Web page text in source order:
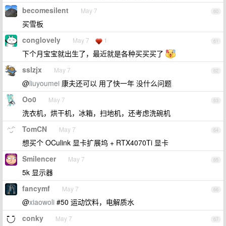
60
becomesilent May 7
买雪板
61
conglovely May 7 1
下个月宝宝就出生了，最近就是各种买买买了
62
sslzjx May 7
@liuyoumei 康夫还可以 用了快一年 没什么问题
63
Oo0 May 7
洗衣机，烘干机，冰箱，扫地机，还考虑洗碗机
64
TomCN May 7
想买个 OCulink 显卡扩展坞 + RTX4070Ti 显卡
65
Smilencer May 7
5k 显示器
66
fancymf May 7
@xiaowoli #50 运动饮料，电解质水
67
conky May 7